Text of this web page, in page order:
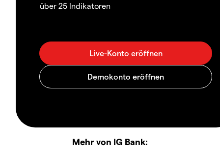
über 25 Indikatoren
Mehr von IG Bank: